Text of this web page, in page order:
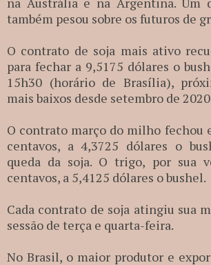
também pesou sobre os futuros de
O contrato de soja mais ativo
para fechar a 9,5175 dólares o
15h30 (horário de Brasília),
mais baixos desde setembro de
O contrato março do milho fechou
centavos, a 4,3725 dólares o
queda da soja. O trigo, por sua
centavos, a 5,4125 dólares o bushel.
Cada contrato de soja atingiu sua
sessão de terça e quarta-feira.
No Brasil, o maior produtor e